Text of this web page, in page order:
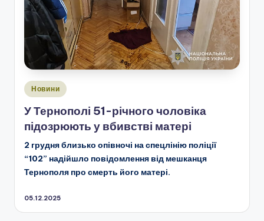
Опубліковано
Новини
У Тернополі 51-річного чоловіка
підозрюють у вбивстві матері
2 грудня близько опівночі на спецлінію поліції
“102” надійшло повідомлення від мешканця
Тернополя про смерть його матері.
05.12.2025